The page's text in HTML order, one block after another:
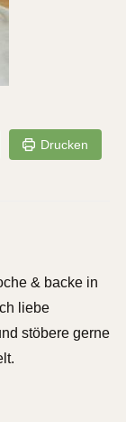
Drucken
& backe in
liebe
stöbere gerne